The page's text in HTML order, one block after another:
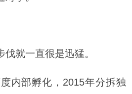
就一直很是迅猛。
内部孵化，2015年分拆独